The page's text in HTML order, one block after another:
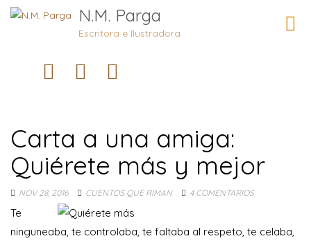
N.M. Parga
Escritora e Ilustradora
Carta a una amiga:
Quiérete más y mejor
NOV 28, 2016 CUENTOS QUE RIMAN 4 COMENTARIOS
Te
ninguneaba, te controlaba, te faltaba al respeto, te celaba,